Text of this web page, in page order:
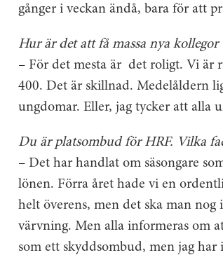
gånger i veckan ändå, bara för att
Hur är det att få massa nya kollegor
– För det mesta är det roligt. Vi är
400. Det är skillnad. Medelåldern
ungdomar. Eller, jag tycker att alla
Du är platsombud för HRF. Vilka
– Det har handlat om säsongare
lönen. Förra året hade vi en
helt överens, men det ska man
värvning. Men alla informeras om
som ett skyddsombud, men jag